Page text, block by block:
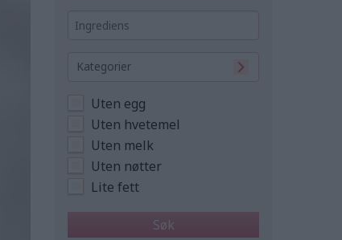
Kategorier
Uten egg
Uten hvetemel
Uten melk
Uten nøtter
Lite fett